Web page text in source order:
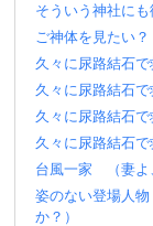
そういう神社にも
ご神体を見たい？
久々に尿路結石
久々に尿路結石
久々に尿路結石
久々に尿路結石
台風一家 （妻よ
姿のない登場人
か？）